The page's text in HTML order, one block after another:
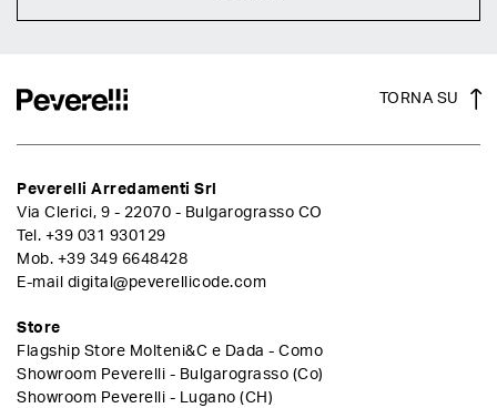
TORNA SU
Peverelli Arredamenti Srl
Via Clerici, 9 - 22070 - Bulgarograsso CO
Tel. +39 031 930129
Mob. +39 349 6648428
E-mail digital@peverellicode.com
Store
Flagship Store Molteni&C e Dada - Como
Showroom Peverelli - Bulgarograsso (Co)
Showroom Peverelli - Lugano (CH)